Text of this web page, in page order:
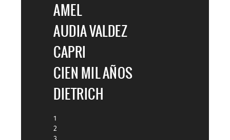
AMEL
AUDIA VALDEZ
CAPRI
CIEN MIL AÑOS
DIETRICH
1
2